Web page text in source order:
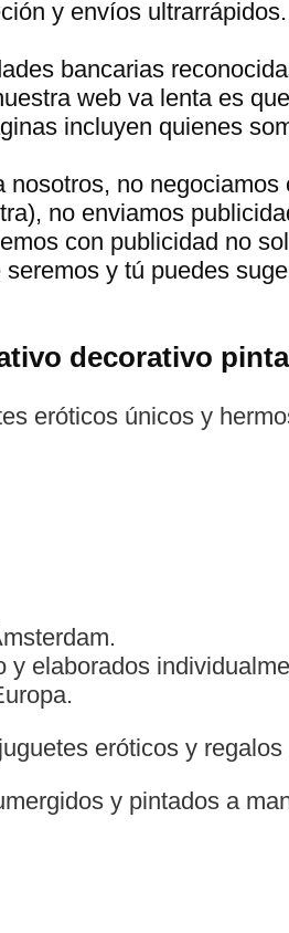
y envíos ultrarrápidos.
bancarias
web va lenta es
incluyen quienes
no
no enviamos
con publicidad no
y tú puedes
decorativo
eróticos únicos y
elaborados
eróticos y
y pintados a